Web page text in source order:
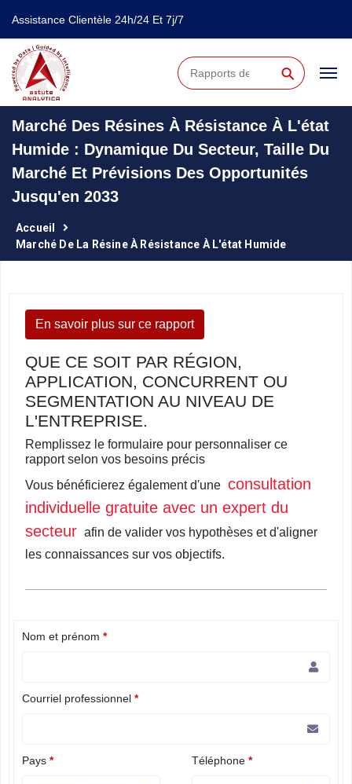
Assistance Clientèle 24h/24 Et 7j/7
⚲
Marché Des Résines À Résistance À L'état
Humide : Dynamique Du Secteur, Taille Du
Marché Et Prévisions Des Opportunités
Jusqu'en 2033
Accueil
Marché De La Résine À Résistance À L'état Humide
En savoir plus sur ce rapport
QUE CE SOIT PAR RÉGION,
APPLICATION, CONCURRENT OU
SEGMENTATION AU NIVEAU DE
L'ENTREPRISE.
Remplissez le formulaire pour personnaliser ce
rapport selon vos besoins précis
Vous bénéficierez également d'une consultation
individuelle gratuite avec un expert du
secteur afin de valider vos hypothèses et d'aligner
les connaissances sur vos objectifs.
Nom et prénom *
Courriel professionnel *
Pays * Téléphone *